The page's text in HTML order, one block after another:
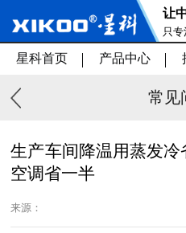
让
只
务
星科首页 产品中心
常见
生产车间降温用蒸发
空调省一半
来源：